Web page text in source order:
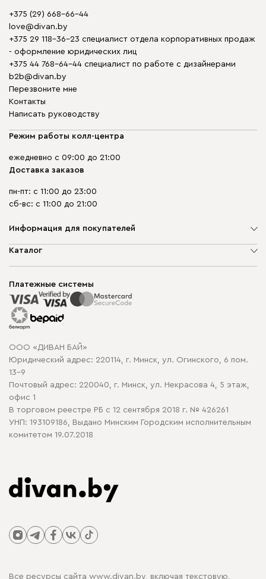
+375 (29) 668-66-44
love@divan.by
+375 29 118-36-23 специалист отдела корпоративных продаж
- оформление юридических лиц
+375 44 768-64-44 специалист по работе с дизайнерами
b2b@divan.by
Перезвоните мне
Контакты
Написать руководству
Режим работы колл-центра
ежедневно с 09:00 до 21:00
Доставка заказов
пн-пт: с 11:00 до 23:00
сб-вс: с 11:00 до 21:00
Информация для покупателей
О компании
Способы оплаты
Рассрочка и кредит
Гарантия
Карта сайта
Политика конфиденциальности
Политика в отношении обработки cookie
Каталог
Корпусная мебель
Распродажа мебели
Платежные системы
ООО «ДИВАН БАЙ»
Юридический адрес: 220114, г. Минск, ул. Огинского, 6 пом.
13-9
Почтовый адрес: 220040, г. Минск, ул. Некрасова 4, 5 этаж,
офис 1
В торговом реестре РБ с 12 сентября 2018 г. № 426261
УНП: 193109186, Выдано Минским Городским исполнительным
комитетом 19.07.2018
Все ресурсы сайта www.divan.by, включая текстовую,